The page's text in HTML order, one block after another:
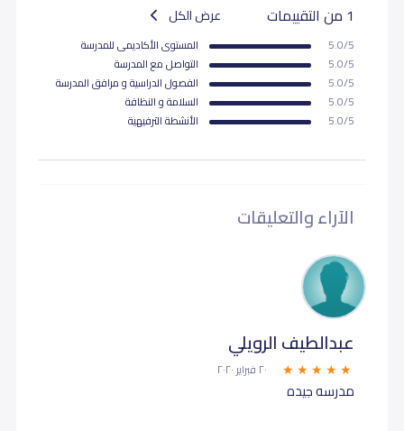
1 من التقييمات عرض الكل
5.0/5
المستوى اﻷكاديمى للمدرسة
5.0/5
التواصل مع المدرسة
5.0/5
الفصول الدراسية و مرافق المدرسة
5.0/5
السلامة و النظافة
5.0/5
اﻷنشطة الترفيهية
الآراء والتعليقات
عبدالطيف الرويلي
٢٠ فبراير ٢٠٢٠
مدرسه جيده